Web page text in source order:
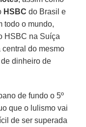
HSBC do Brasil e
todo o mundo,
HSBC na Suíça
do mesmo
dinheiro de
de fundo o 5º
que o lulismo vai
de ser superada